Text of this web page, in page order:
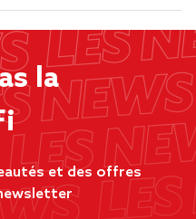
la
et des offres